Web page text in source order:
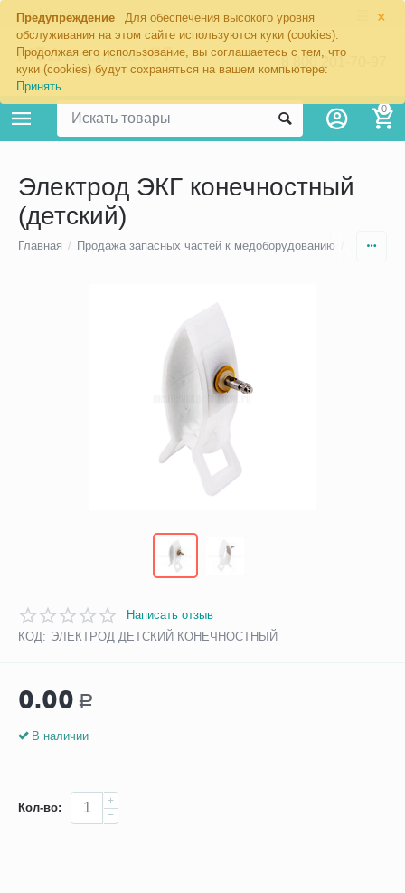
×
Предупреждение
Для обеспечения высокого уровня
обслуживания на этом сайте используются куки (cookies).
Продолжая его использование, вы соглашаетесь с тем, что
куки (cookies) будут сохраняться на вашем компьютере:
Принять
Москва
8 800 201-70-97
0
Электрод ЭКГ конечностный
(детский)
Главная / Продажа запасных частей к медоборудованию
Написать отзыв
КОД: ЭЛЕКТРОД ДЕТСКИЙ КОНЕЧНОСТНЫЙ
0.00 Р
В наличии
Кол-во:
+
−